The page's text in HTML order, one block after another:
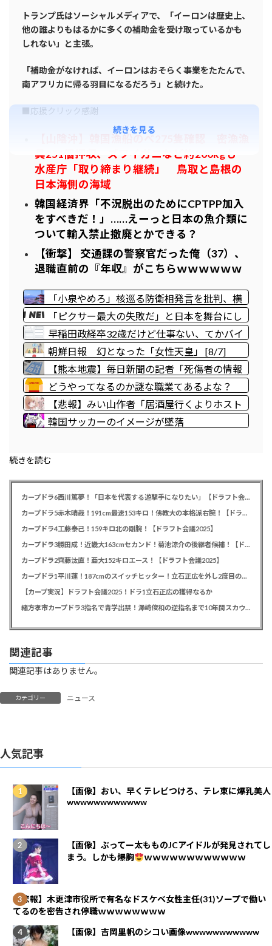
トランプ氏はソーシャルメディアで、「イーロンは歴史上、
他の誰よりもはるかに多くの補助金を受け取っているかも
しれない」と主張。
「補助金がなければ、イーロンはおそらく事業をたたんで、
南アフリカに帰る羽目になるだろう」と続けた。
■応援クリック感謝
【山陰沖】韓国漁船のべ275隻確認 密漁漁
具251個押収、ズワイガニなど約200kgも
水産庁「取り締まり継続」 鳥取と島根の
日本海側の海域
韓国経済界「不況脱出のためにCPTPP加入
をすべきだ！」……えーっと日本の魚介類に
ついて輸入禁止撤廃とかできる？
【衝撃】 交通課の警察官だった俺（37）、
退職直前の『年収』がこちらｗｗｗｗｗｗ
「小泉やめろ」核巡る防衛相発言を批判、横
浜駅西口で市民ら #高市小泉麻生めちゃく
ちゃじゃんニュースdeプロテスト
「ピクサー最大の失敗だ」と日本を舞台にし
た某アメリカ産アニメが話題に、日本と韓国
の両方に失礼すぎるわ……
早稲田政経卒32歳だけど仕事ない、てかバイ
トすら落ちる日々
朝鮮日報 幻となった「女性天皇」 [8/7]
【熊本地震】毎日新聞の記者「死傷者の情報
を教えて！」 → 企業「個人情報は控えま
す！」 → 記「年代は？特定につながらない
でしょ？教えてよ？教えてよ？」
どうやってなるのか謎な職業てあるよな？
【悲報】みい山作者「居酒屋行くよりホスト
初回の方が安くてチヤホヤされる」
韓国サッカーのイメージが墜落
続きを読む
続きを見る
カープドラ4工藤泰己！159キロ北の剛腕！【ドラフト会議2025】
カープドラ2齊藤汰直！亜大152キロエース！【ドラフト会議2025】
【カープ実況】ドラフト会議2025！ドラ1立石正広の獲得なるか
関連記事
関連記事はありません。
カテゴリー ニュース
人気記事
【画像】おい、早くテレビつけろ、テレ東に爆乳美人
wwwwwwwwwwww
【画像】ぶってー太もものJCアイドルが発見されてし
まう。しかも爆胸
ｗｗｗｗｗｗｗｗｗｗｗｗ
【悲報】木更津市役所で有名なドスケベ女性主任(31)ソープで働い
てるのを密告され停職ｗｗｗｗｗｗｗｗ
【画像】吉岡里帆のシコい画像wwwwwwwwwww